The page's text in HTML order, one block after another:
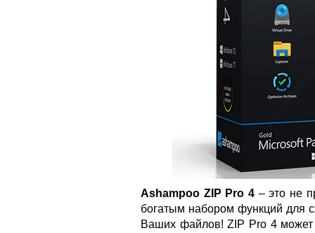
Ashampoo ZIP Pro 4 – это не
богатым набором функций для
Ваших файлов! ZIP Pro 4 может